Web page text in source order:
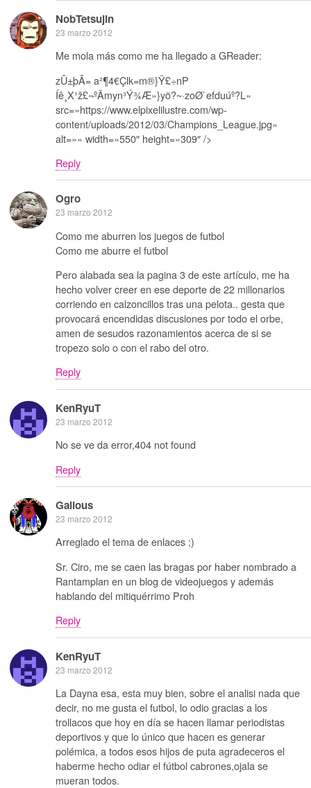
NobTetsujin
23 marzo 2012
Me mola más como me ha llegado a GReader:
zÛ±þÂ= a²¶4€Çlk=m®}Ÿ£÷nP
Íê¸X¹ž£¬ºÃmyn³Ý¾Æ»}yõ?~·zoØ­`efduúº?L»
src=»https://www.elpixelilustre.com/wp-
content/uploads/2012/03/Champions_League.jpg»
alt=»» width=»550″ height=»309″ />
Reply
Ogro
23 marzo 2012
Como me aburren los juegos de futbol
Como me aburre el futbol
Pero alabada sea la pagina 3 de este artículo, me ha
hecho volver creer en ese deporte de 22 millonarios
corriendo en calzoncillos tras una pelota.. gesta que
provocará encendidas discusiones por todo el orbe,
amen de sesudos razonamientos acerca de si se
tropezo solo o con el rabo del otro.
Reply
KenRyuT
23 marzo 2012
No se ve da error,404 not found
Reply
Galious
23 marzo 2012
Arreglado el tema de enlaces ;)
Sr. Ciro, me se caen las bragas por haber nombrado a
Rantamplan en un blog de videojuegos y además
hablando del mitiquérrimo Proh
Reply
KenRyuT
23 marzo 2012
La Dayna esa, esta muy bien, sobre el analisi nada que
decir, no me gusta el futbol, lo odio gracias a los
trollacos que hoy en día se hacen llamar periodistas
deportivos y que lo único que hacen es generar
polémica, a todos esos hijos de puta agradeceros el
haberme hecho odiar el fútbol cabrones,ojala se
mueran todos.